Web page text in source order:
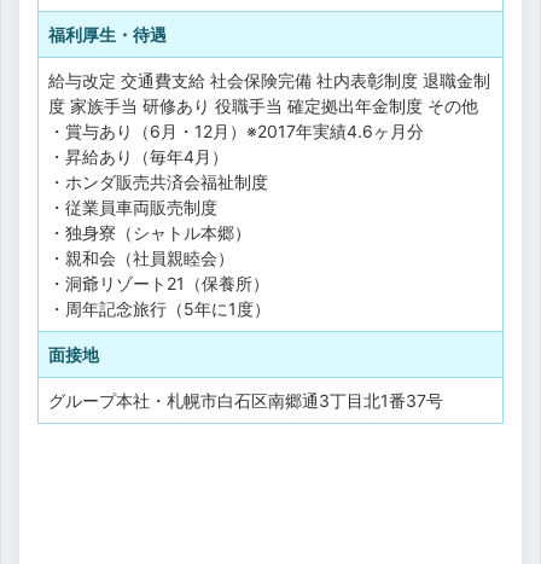
福利厚生・待遇
給与改定 交通費支給 社会保険完備 社内表彰制度 退職金制
度 家族手当 研修あり 役職手当 確定拠出年金制度 その他
・賞与あり（6月・12月）※2017年実績4.6ヶ月分
・昇給あり（毎年4月）
・ホンダ販売共済会福祉制度
・従業員車両販売制度
・独身寮（シャトル本郷）
・親和会（社員親睦会）
・洞爺リゾート21（保養所）
・周年記念旅行（5年に1度）
面接地
グループ本社・札幌市白石区南郷通3丁目北1番37号